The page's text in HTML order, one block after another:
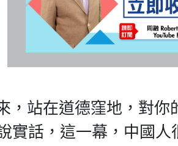
，站在道德窪地，對你
實話，這一幕，中國人